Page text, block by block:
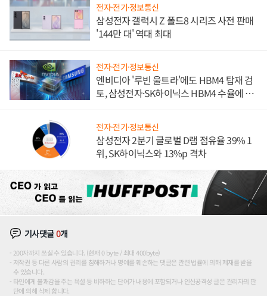
전자·전기·정보통신
삼성전자 갤럭시 Z 폴드8 시리즈 사전 판매
'144만 대' 역대 최대
전자·전기·정보통신
엔비디아 '루빈 울트라'에도 HBM4 탑재 검
토, 삼성전자·SK하이닉스 HBM4 수율에 주
전자·전기·정보통신
삼성전자 2분기 글로벌 D램 점유율 39% 1
위, SK하이닉스와 13%p 격차
기사댓글0개
200자까지 쓰실 수 있습니다. (현재 0 byte / 최대 400byte)
저작권 등 다른 사람의 권리를 침해하거나 명예를 훼손하는 댓글은 관련 법률에 의해 제재를 받을
수 있습니다.
타인에게 불쾌감을 주는 욕설 등 비하하는 단어가 내용에 포함되거나 인신공격성 글은 관리자의 판
단에 의해 삭제 합니다.